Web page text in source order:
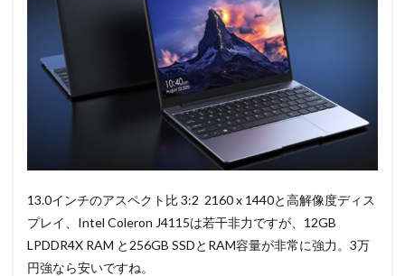
13.0インチのアスペクト比 3:2 2160 x 1440と高解像度ディス
プレイ、Intel Coleron J4115は若干非力ですが、12GB
LPDDR4X RAM と256GB SSDとRAM容量が非常に強力。3万
円強なら安いですね。